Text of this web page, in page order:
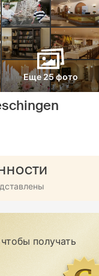
Еще 25 фото
получать